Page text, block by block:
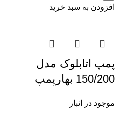
افزودن به سبد خرید
پمپ اتابلوک مدل
150/200 بهارپمپ
موجود در انبار